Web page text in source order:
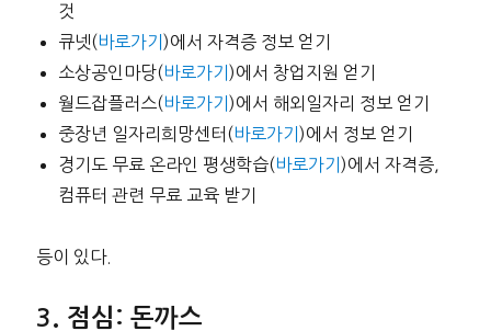
것
큐넷(바로가기 )에서 자격증 정보 얻기
소상공인마당(바로가기 )에서 창업지원 얻기
월드잡플러스(바로가기 )에서 해외일자리 정보 얻기
중장년 일자리희망센터(바로가기 )에서 정보 얻기
경기도 무료 온라인 평생학습(바로가기 )에서 자격증,
컴퓨터 관련 무료 교육 받기
등이 있다.
점심: 돈까스